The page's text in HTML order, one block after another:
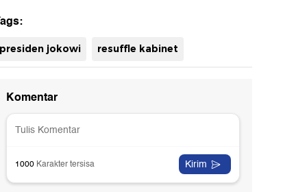
presiden jokowi resuffle kabinet